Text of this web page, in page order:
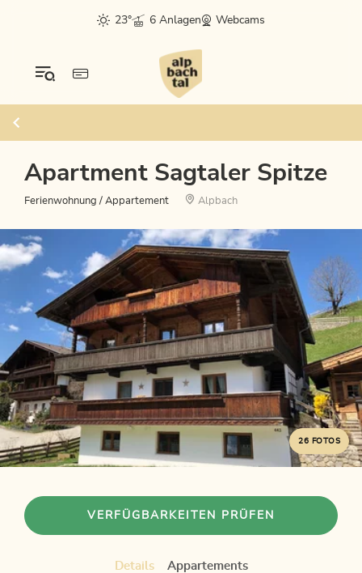
23° 6 Anlagen Webcams
Apartment Sagtaler Spitze
Ferienwohnung / Appartement Alpbach
26 FOTOS
VERFÜGBARKEITEN PRÜFEN
Details Appartements